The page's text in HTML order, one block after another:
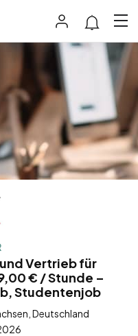
Vertrieb für
€ / Stunde –
Studentenjob
Deutschland